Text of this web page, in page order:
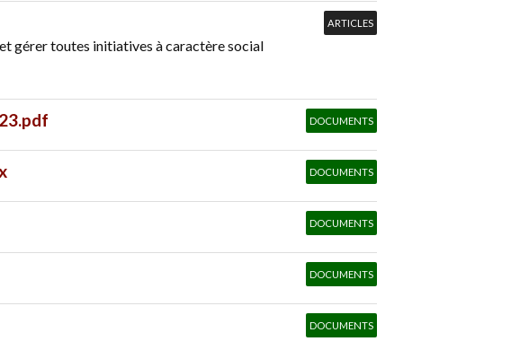
ARTICLES
gérer toutes initiatives à caractère social
DOCUMENTS
DOCUMENTS
DOCUMENTS
DOCUMENTS
DOCUMENTS